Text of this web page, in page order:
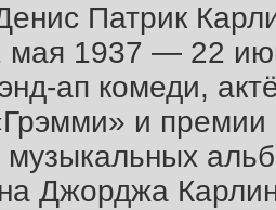
Патрик
мая 1937 — 22
ап комеди,
и премии
музыкальных
Джорджа